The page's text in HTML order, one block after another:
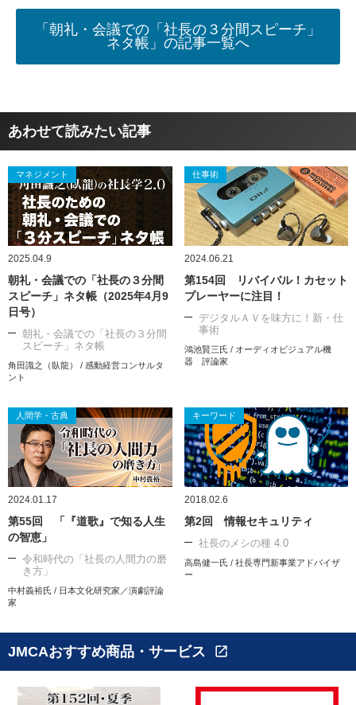
「朝礼・会議での「社長の３分間スピーチ」
ネタ帳」の記事一覧へ
あわせて読みたい記事
マネジメント
2025.04.9
朝礼・会議での「社長の３分間
スピーチ」ネタ帳（2025年4月9
日号）
朝礼・会議での「社長の３分間
スピーチ」ネタ帳
角田識之（臥龍） / 感動経営コンサルタ
ント
仕事術
2024.06.21
第154回 リバイバル！カセット
プレーヤーに注目！
デジタルＡＶを味方に！新・仕
事術
鴻池賢三氏 / オーディオビジュアル機
器 評論家
人間学・古典
2024.01.17
第55回 「『道歌』で知る人生
の智恵」
令和時代の「社長の人間力の磨
き方」
中村義裕氏 / 日本文化研究家／演劇評論
家
キーワード
2018.02.6
第2回 情報セキュリティ
社長のメシの種 4.0
高島健一氏 / 社長専門新事業アドバイザ
ー
JMCAおすすめ商品・サービス open_in_new